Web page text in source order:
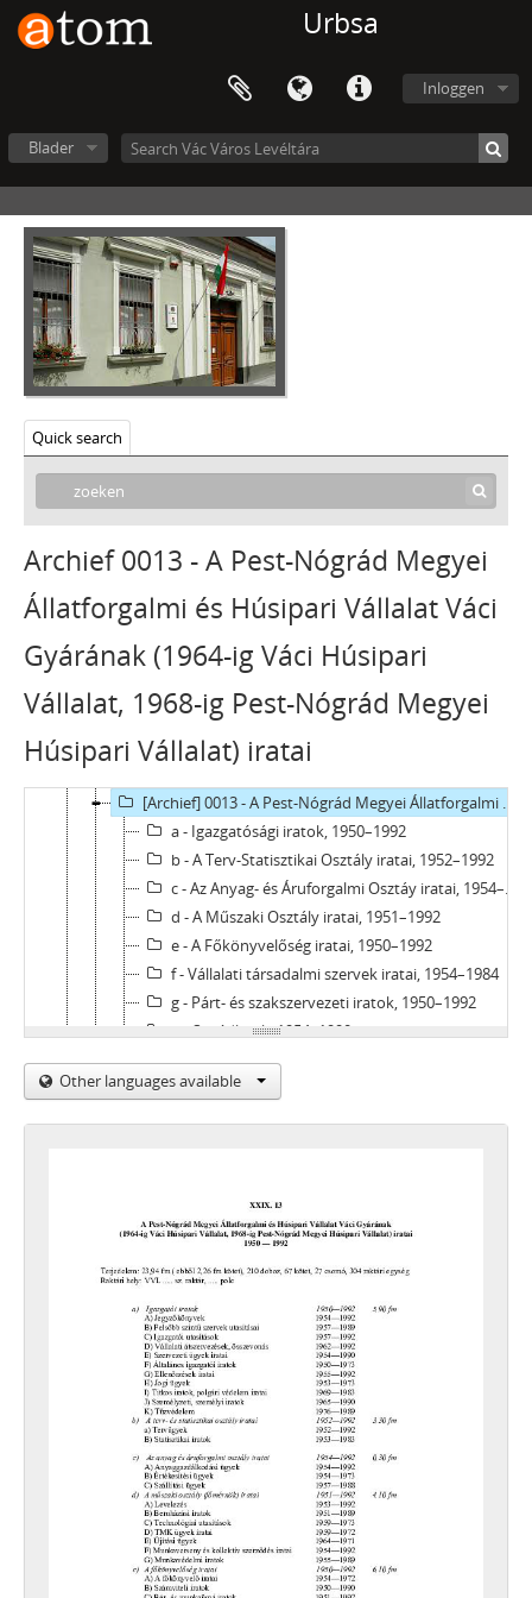
Urbsa
Inloggen
Blader
Quick search
Archief 0013 - A Pest-Nógrád Megyei
Állatforgalmi és Húsipari Vállalat Váci
Gyárának (1964-ig Váci Húsipari
Vállalat, 1968-ig Pest-Nógrád Megyei
Húsipari Vállalat) iratai
Vác Város Levéltára, 1612 - 2016
VIII - TANINTÉZETEK, INTÉZMÉNYEK, 1773–2006
X - EGYESÜLETEK, (TÖMEG)SZERVEZETEK, PÁRTOK, 1821–2002
XIII - CSALÁDOK, 1821–2007
XIV - SZEMÉLYEK, 1800–2016
XV - GYŰJTEMÉNYEK, 1074–2016
XVI - A NÉPKÖZTÁRSASÁG ÉS A TANÁCSKÖZTÁRSASÁG FORRADALMI SZERVEI, 1919
XVII - NÉPHATALMI ÉS KÜLÖNLEGES FELADATOKRA LÉTREJÖTT BIZOTTSÁGOK, 1945–1990
XXIII - TANÁCSOK, 1945–1990
XXIV - AZ ÁLLAMIGAZGATÁS TERÜLETI SZERVEI, 1952–1991
XXIX - GAZDASÁGI SZERVEK, 1946–2010
[Archief] 0001 - Az Alumínium és Horganyfeldolgozó Vállalat, Vác iratai, 1952–1953
[Archief] 0002 - A Duna-Mix Kft. (1976-ig Dunai Gombgyár, 1993-ig Dunai Tömegcikkipari Vállalat), Vác iratai, 1950–1998
[Archief] 0004 - Forte Fotókémiai Ipari Vállalat (1949-ig Forte Fotókémiai Ipar Rt., 1950-ig Forte Fotókémiai Ipar N. V.) iratai, 1947–2007
[Archief] 0005 - A Híradástechnikai Anyagok Gyára, Vác iratai, 1953–1994
[Archief] 0006 - A Könnyűipari Öntöde és Alkatrészgyár, Vác iratai, 1952–1961
[Archief] 0007 - Magyar Hajó és Darugyár Váci Gyárának (1962-ig Dunai Hajógyár) iratai, 1953–1962
[Archief] 0008 - Magyar Selyemipari Vállalat Váci Bélésszövőgyárának (1952-ig Magyar Bélés- és Szövőgyár Rt.) iratai, 1946–1977
[Archief] 0009 - A Mészhomoktéglagyárak Vállalat Váci Mészhomoktéglagyárának iratai, 1953–1955
[Archief] 0010 - A Pamutfonóipari Vállalat Váci Finompamutfonó és Cérnázógyárának (1962-ig Finompamutfonó és Cérnázógyár) iratai, 1950–1989
[Archief] 0011 - A Pest Megyei Nyomda Vállalat, Vác iratai, 1952–1992
[Archief] 0013 - A Pest-Nógrád Megyei Állatforgalmi és Húsipari Vállalat Váci Gyárának (1964-ig Váci Húsipari Vállalat, 1968-ig Pest-Nógrád Megyei Húsipari Vállalat) iratai, 1950–1992
a - Igazgatósági iratok, 1950–1992
b - A Terv-Statisztikai Osztály iratai, 1952–1992
c - Az Anyag- és Áruforgalmi Osztáy iratai, 1954–1992
d - A Műszaki Osztály iratai, 1951–1992
e - A Főkönyvelőség iratai, 1950–1992
f - Vállalati társadalmi szervek iratai, 1954–1984
g - Párt- és szakszervezeti iratok, 1950–1992
h - Segédletek, 1954–1990
[Archief] 0014 - A Pest Megyei Tanács I. sz. (1960-ig Váci Sütőipari Vállalat) Váci Sütőipari Vállalatának iratai, 1954–1973
[Archief] 0015 - Senior Váci Kötöttárugyár (1982-ig Váci Kötöttárugyár) iratai, 1948–1988
[Archief] 0019 - A Váci Magasépítő Közös Vállalat (1970-ig Vác Város, Járás Termelőszövetkezeteinek Építőipari Vállalkozása, 1979-ig Pest Megyei Tanács 6. sz. Építőipari Szövetkezeti Közös Vállalata, majd Váci Magasépítő Kft.) iratai, 1967–2006
[Archief] 0020 - A Váci Szikvízgyártó és Szeszfőzde Vállalat iratai, 1954–1958
[Archief] 0022 - A Dunamenti Víz- és Csatornamű Vállalat (1955-ig Váci Víz- és Csatornaművek) iratai, 1952–1976
[Archief] 0023 - A Pest Megyei Mosoda Vállalat, Vác iratai, 1954–1956
[Archief] 0024 - A Váci Ingatlankezelő Vállalat iratai, 1952–1954
[Archief] 0025 - A Váci Kommunális Kft. (Váci Kommunális Költségvetési Üzem) iratai, 1969–2000
[Archief] 0026 - A Váci Temetkezési Vállalat iratai, 1953
[Archief] 0027 - A Váci Vegyesipari Javító és Szolgáltató Vállalat (korábban Váci Vegyesipari Termelő és Szolgáltató Vállalat) iratai, 1957–1964
[Archief] 0028 - A GE Lihting Tungsram Rt. Váci Fényforrásgyárának (1974-ig TV-Képcső és Alkatrészgyár, 1985-ig EIVRT Váci Fényforrás- és Alkatrészgyár, 1989-ig Tungsram Rt. Fényforrásgyára) iratai, 1955–2010
[Archief] 0051 - A Észak-Dunántúli Áramszolgáltató Vállalat (ÉDÁSZ) Esztergomi Igazgatósága Váci Üzemvezetőségének iratai, 1960–1988
[Archief] 0071 - Erdei Termék Vállakozás Rt. (korábban Erdei Termékeket Feldolgozó és Értékesítő Vállalat Váci Üdítőital Üzemének) iratai, 1975–1994
[Archief] 0201 - A Vác és Környéke Élelmiszer Kiskereskedelmi Vállalat (1960-ig Vác és Környéke Népbolt Vállalat) iratai, 1952–1995
[Archief] 0202 - A Váci Vendéglátóipari Vállalat iratai, 1952–1966
Other languages available